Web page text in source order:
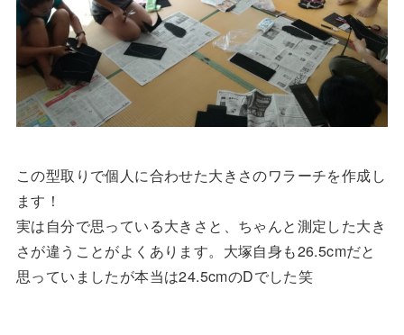
この型取りで個人に合わせた大きさのワラーチを作成し
ます！
実は自分で思っている大きさと、ちゃんと測定した大き
さが違うことがよくあります。大塚自身も26.5cmだと
思っていましたが本当は24.5cmのDでした笑